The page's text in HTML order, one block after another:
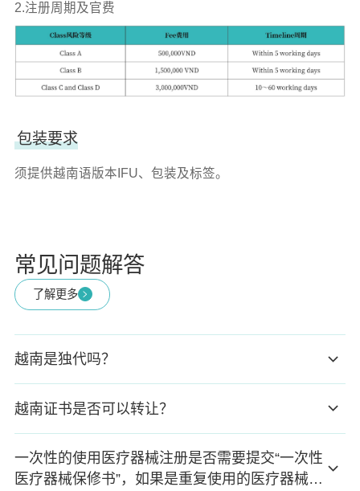
2.注册周期及官费
包装要求
须提供越南语版本IFU、包装及标签。
常见问题解答
了解更多
越南是独代吗？
越南证书是否可以转让？
一次性的使用医疗器械注册是否需要提交“一次性
医疗器械保修书”，如果是重复使用的医疗器械应